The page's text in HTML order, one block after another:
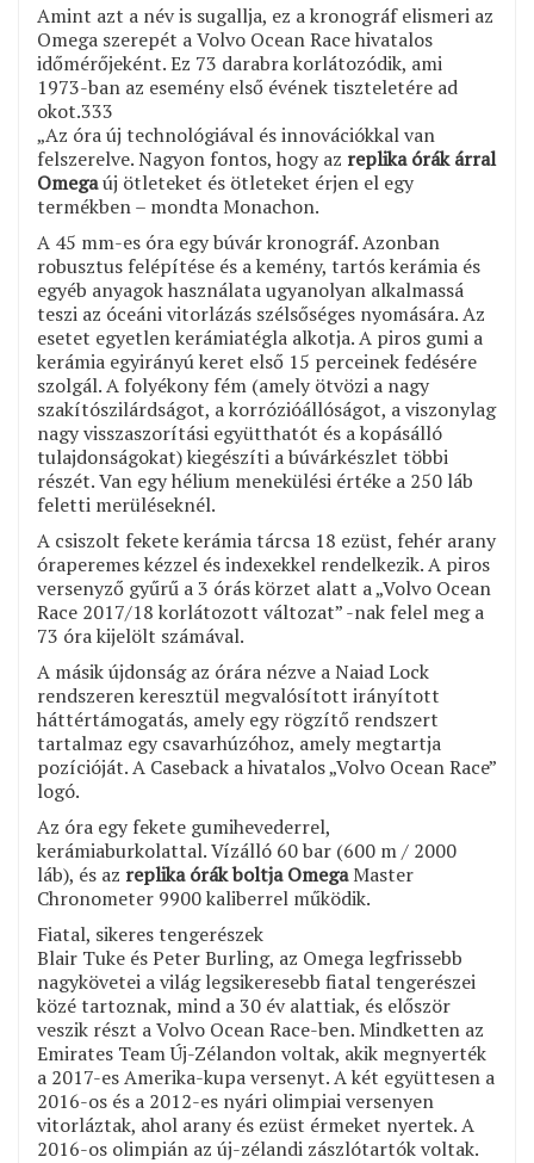
Amint azt a név is sugallja, ez a kronográf elismeri az
Omega szerepét a Volvo Ocean Race hivatalos
időmérőjeként. Ez 73 darabra korlátozódik, ami
1973-ban az esemény első évének tiszteletére ad
okot.333
„Az óra új technológiával és innovációkkal van
felszerelve. Nagyon fontos, hogy az replika órák árral
Omegaúj ötleteket és ötleteket érjen el egy
termékben – mondta Monachon.
A 45 mm-es óra egy búvár kronográf. Azonban
robusztus felépítése és a kemény, tartós kerámia és
egyéb anyagok használata ugyanolyan alkalmassá
teszi az óceáni vitorlázás szélsőséges nyomására. Az
esetet egyetlen kerámiatégla alkotja. A piros gumi a
kerámia egyirányú keret első 15 perceinek fedésére
szolgál. A folyékony fém (amely ötvözi a nagy
szakítószilárdságot, a korrózióállóságot, a viszonylag
nagy visszaszorítási együtthatót és a kopásálló
tulajdonságokat) kiegészíti a búvárkészlet többi
részét. Van egy hélium menekülési értéke a 250 láb
feletti merüléseknél.
A csiszolt fekete kerámia tárcsa 18 ezüst, fehér arany
óraperemes kézzel és indexekkel rendelkezik. A piros
versenyző gyűrű a 3 órás körzet alatt a „Volvo Ocean
Race 2017/18 korlátozott változat” -nak felel meg a
73 óra kijelölt számával.
A másik újdonság az órára nézve a Naiad Lock
rendszeren keresztül megvalósított irányított
háttértámogatás, amely egy rögzítő rendszert
tartalmaz egy csavarhúzóhoz, amely megtartja
pozícióját. A Caseback a hivatalos „Volvo Ocean Race”
logó.
Az óra egy fekete gumihevederrel,
kerámiaburkolattal. Vízálló 60 bar (600 m / 2000
láb), és az replika órák boltja OmegaMaster
Chronometer 9900 kaliberrel működik.
Fiatal, sikeres tengerészek
Blair Tuke és Peter Burling, az Omega legfrissebb
nagykövetei a világ legsikeresebb fiatal tengerészei
közé tartoznak, mind a 30 év alattiak, és először
veszik részt a Volvo Ocean Race-ben. Mindketten az
Emirates Team Új-Zélandon voltak, akik megnyerték
a 2017-es Amerika-kupa versenyt. A két együttesen a
2016-os és a 2012-es nyári olimpiai versenyen
vitorláztak, ahol arany és ezüst érmeket nyertek. A
2016-os olimpián az új-zélandi zászlótartók voltak.